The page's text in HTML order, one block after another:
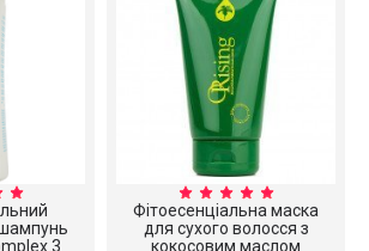
3
Фітоесенціальна маска
для сухого волосся з
кокосовим маслом